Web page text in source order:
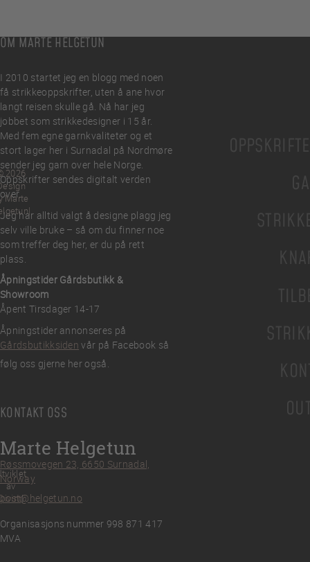
OM MARTE HELGETUN
I 2010 startet jeg en blogg med noen
få strikkeoppskrifter, uten å ane hvor
langt reisen skulle gå. Nå har jeg
jobbet som strikkedesigner i 15 år.
Med fem egne garnkvaliteter og et
stort lager her i Surnadal på Nordmøre
sender jeg garn over hele Norge.
Oppskrifter sendes digitalt verden
over.
Jeg har alltid valgt å designe plagg jeg
selv ville bruke – så om du finner noe
som treffer deg her, er du på rett
plass.
Åpningstider Gårdsbutikk &
Showroom
Åpent Tirsdager 14-17
Åpningstider annonseres på
Gårdsbutikksiden vår på Facebook så
følg oss gjerne her også.
KONTAKT OSS
Marte Helgetun
Røssmovegen 23, 6650 Surnadal,
Norway
post@helgetun.no
Organisasjons nummer 998 871 417
MVA
2026
Marte
av